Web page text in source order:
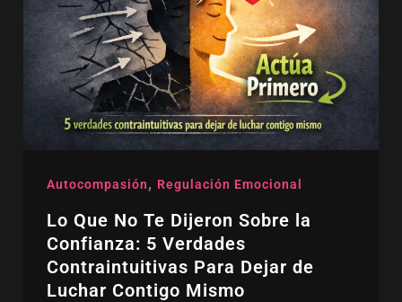
Autocompasión, Regulación Emocional
Lo Que No Te Dijeron Sobre la
Confianza: 5 Verdades
Contraintuitivas Para Dejar de
Luchar Contigo Mismo
Dijeron
Sobre
la
Confianza:
5
Verdades
Contraintuitivas
Dejar
de
Luchar
Contigo
Mismo